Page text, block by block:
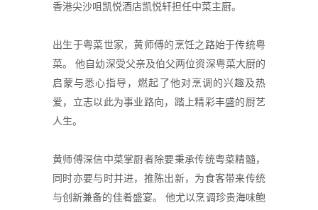
香港尖沙咀凯悦酒店凯悦轩担任中菜主厨。
出生于粤菜世家，黄师傅的烹饪之路始于传统粤
菜。 他自幼深受父亲及伯父两位资深粤菜大厨的
启蒙与悉心指导，燃起了他对烹调的兴趣及热
爱，立志以此为事业路向，踏上精彩丰盛的厨艺
人生。
黄师傅深信中菜掌厨者除要秉承传统粤菜精髓，
同时亦要与时并进，推陈出新，为食客带来传统
与创新兼备的佳肴盛宴。 他尤以烹调珍贵海味鲍